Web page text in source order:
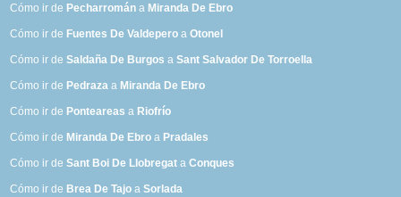
Cómo ir de Pecharromán a Miranda De Ebro
Cómo ir de Fuentes De Valdepero aOtonel
Cómo ir deSaldaña De Burgos aSant Salvador De Torroella
Cómo ir de Pedraza a Miranda De Ebro
Cómo ir de Ponteareas a Riofrío
Cómo ir de Miranda De Ebro a Pradales
Cómo ir deSant Boi De Llobregat aConques
Cómo ir de Brea De Tajo aSorlada